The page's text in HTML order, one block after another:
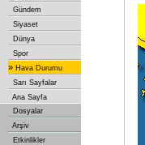
Gündem
Siyaset
Dünya
Spor
» Hava Durumu
Sarı Sayfalar
Ana Sayfa
Dosyalar
Arşiv
Etkinlikler